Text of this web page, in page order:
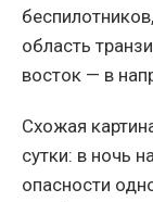
область
восток — в
Схожая
сутки: в ночь
опасности